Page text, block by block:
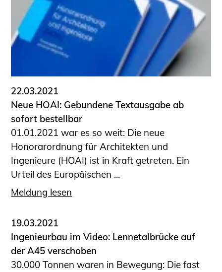
22.03.2021
Neue HOAI: Gebundene Textausgabe ab
sofort bestellbar
01.01.2021 war es so weit: Die neue
Honorarordnung für Architekten und
Ingenieure (HOAI) ist in Kraft getreten. Ein
Urteil des Europäischen ...
Meldung lesen
19.03.2021
Ingenieurbau im Video: Lennetalbrücke auf
der A45 verschoben
30.000 Tonnen waren in Bewegung: Die fast